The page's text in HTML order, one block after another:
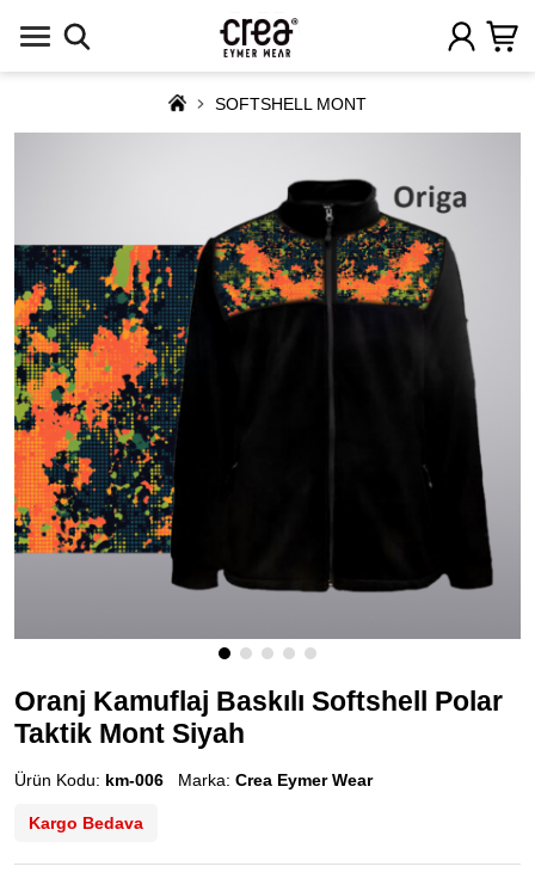
SOFTSHELL MONT
Oranj Kamuflaj Baskılı Softshell Polar
Taktik Mont Siyah
Ürün Kodu: km-006 Marka: Crea Eymer Wear
Kargo Bedava